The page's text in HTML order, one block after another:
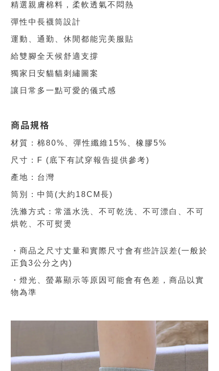
精選親膚棉料，柔軟透氣不悶熱
彈性中長襪筒設計
運動 通勤 休閒都能完美服貼
給雙腳全天候舒適支撐
獨家日安貓貓刺繡圖案
讓日常多一點可愛的儀式感
商品規格
材質：棉80% 、彈性纖維15% 、橡膠5%
尺寸：F (底下有試穿報告提供參考)
產地：台灣
筒別：中筒(大約18CM長)
洗滌方式： 常溫水洗 、不可乾洗 、不可漂白
、不可
烘乾
、不可熨燙
・商品之尺寸丈量和實際尺寸會有些許誤差(一般於
正負3公分之內)
・燈光、螢幕顯示等原因可能會有色差，商品 以實
物為準